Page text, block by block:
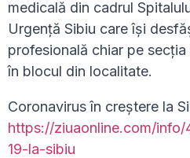
medicală din cadrul
Urgenţă Sibiu care își
profesională chiar pe
în blocul din localitate.
Coronavirus în creștere la
https://ziuaonline.com/
19-la-sibiu